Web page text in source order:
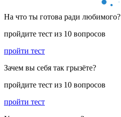
На что ты готова ради любимого?
пройдите тест из 10 вопросов
пройти тест
Зачем вы себя так грызёте?
пройдите тест из 10 вопросов
пройти тест